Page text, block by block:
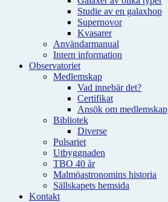
Studie av en galaxhop
Supernovor
Kvasarer
Användarmanual
Intern information
Observatoriet
Medlemskap
Vad innebär det?
Certifikat
Ansök om medlemskap
Bibliotek
Diverse
Pulsariet
Utbyggnaden
TBO 40 år
Malmöastronomins historia
Sällskapets hemsida
Kontakt